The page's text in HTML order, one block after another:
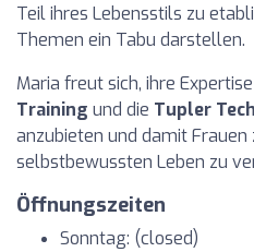
Teil ihres Lebensstils zu
Themen ein Tabu darstellen.
Maria freut sich, ihre
Training und die Tupler
anzubieten und damit Frauen
selbstbewussten Leben zu
Öffnungszeiten
Sonntag: (closed)